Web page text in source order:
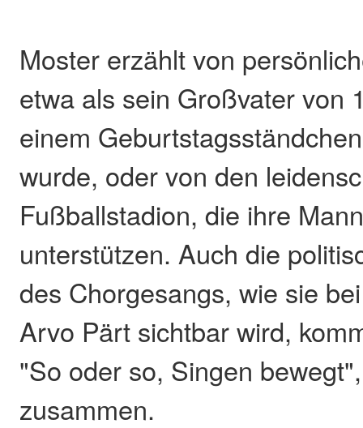
Moster erzählt von
etwa als sein Großvater von
einem
wurde, oder von den
Fußballstadion, die ihre
unterstützen. Auch die
des Chorgesangs, wie sie
Arvo Pärt sichtbar wird,
"So oder so, Singen
zusammen.